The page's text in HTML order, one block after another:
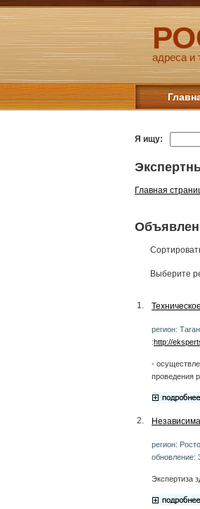
адреса и
Я ищу:
Главная
Выберите
1.
регион:
:http://
-
проведения
2.
регион:
обновление:
Экспертиза